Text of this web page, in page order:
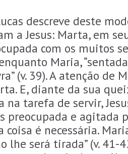
descreve deste
a Jesus: Marta, em
com os muitos
Maria,
(v. 39). A atenção de
E, diante da sua
na tarefa de servir,
preocupada e agitada
coisa é necessária.
lhe será tirada” (v. 41-